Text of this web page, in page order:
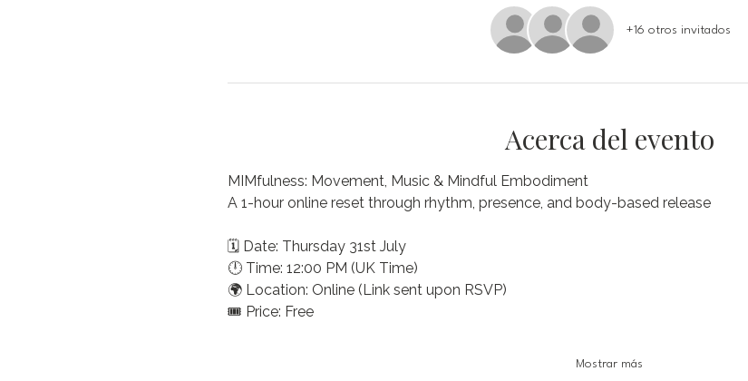
+16 otros invitados
Acerca del evento
MIMfulness: Movement, Music & Mindful Embodiment
A 1-hour online reset through rhythm, presence, and body-based release
🗓 Date: Thursday 31st July
🕛 Time: 12:00 PM (UK Time)
🌍 Location: Online (Link sent upon RSVP)
🎟 Price: Free
Mostrar más